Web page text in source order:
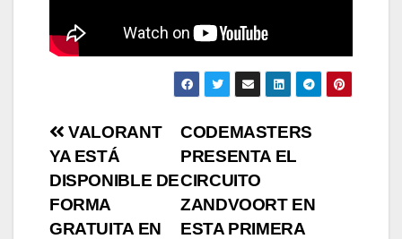
Navegación
de
entradas
CODEMASTERS
PRESENTA EL
CIRCUITO
ZANDVOORT EN
ESTA PRIMERA
VALORANT
YA ESTÁ
DISPONIBLE DE
FORMA
GRATUITA EN